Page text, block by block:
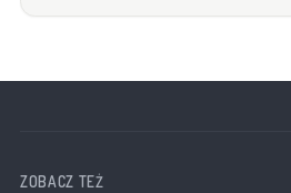
ZOBACZ TEŻ